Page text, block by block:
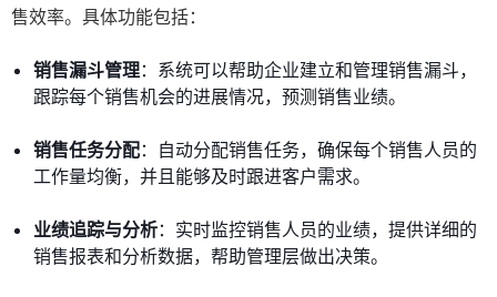
售效率。具体功能包括：
销售漏斗管理：系统可以帮助企业建立和管理销售漏斗，
跟踪每个销售机会的进展情况，预测销售业绩。
销售任务分配：自动分配销售任务，确保每个销售人员的
工作量均衡，并且能够及时跟进客户需求。
业绩追踪与分析：实时监控销售人员的业绩，提供详细的
销售报表和分析数据，帮助管理层做出决策。